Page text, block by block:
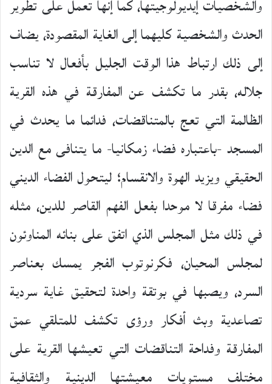
والشخصيات إيديولوجيتها، كما إنها تعمل على تطوير
الحدث والشخصية كليهما إلى الغاية المقصودة، يضاف
إلى ذلك ارتباط هذا الوقت الجليل بأفعال لا تناسب
جلاله، بقدر ما تكشف عن المفارقة في هذه القرية
الظالمة التي تعج بالمتناقضات، فدائما ما يحدث في
المسجد -باعتباره فضاء زمكانيا- ما يتنافى مع الدين
الحقيقي ويزيد الهوة والانقسام؛ ليتحول الفضاء الديني
فضاء مفرقا لا موحدا بفعل الفهم القاصر للدين، مثله
في ذلك مثل المجلس الذي اتفق على بنائه المناوئون
لمجلس المحيان، فكرنوتوب الفجر يمسك بعناصر
السرد، ويصبها في بوتقة واحدة لتحقيق غاية سردية
تصاعدية وبث أفكار ورؤى تكشف للمتلقي عمق
المفارقة وفداحة التناقضات التي تعيشها القرية على